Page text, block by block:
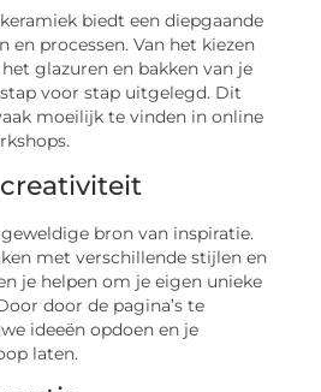
biedt een diepgaande
en processen. Van het kiezen
glazuren en bakken van je
voor stap uitgelegd. Dit
moeilijk te vinden in online
bron van inspiratie.
met verschillende stijlen en
je helpen om je eigen unieke
door de pagina’s te
ideeën opdoen en je
laten.